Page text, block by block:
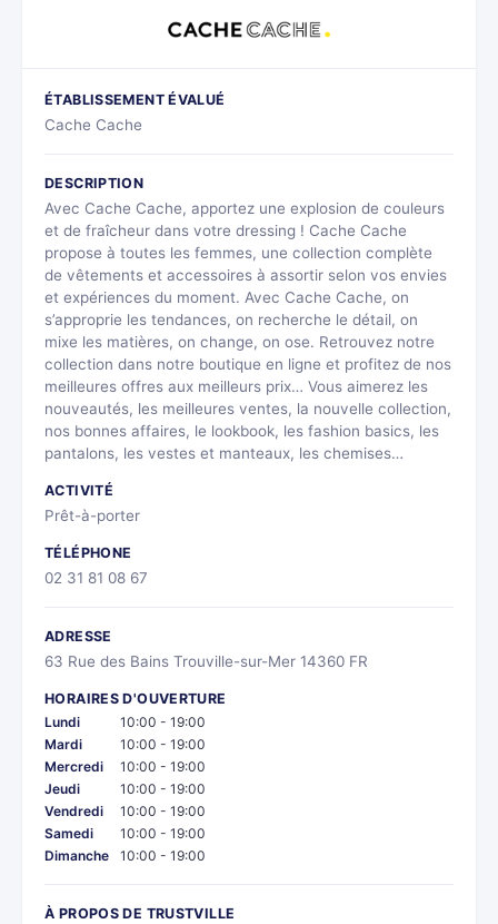
ÉTABLISSEMENT ÉVALUÉ
Cache Cache
DESCRIPTION
Avec Cache Cache, apportez une explosion de couleurs
et de fraîcheur dans votre dressing ! Cache Cache
propose à toutes les femmes, une collection complète
de vêtements et accessoires à assortir selon vos envies
et expériences du moment. Avec Cache Cache, on
s’approprie les tendances, on recherche le détail, on
mixe les matières, on change, on ose. Retrouvez notre
collection dans notre boutique en ligne et profitez de nos
meilleures offres aux meilleurs prix… Vous aimerez les
nouveautés, les meilleures ventes, la nouvelle collection,
nos bonnes affaires, le lookbook, les fashion basics, les
pantalons, les vestes et manteaux, les chemises…
ACTIVITÉ
Prêt-à-porter
TÉLÉPHONE
02 31 81 08 67
ADRESSE
63 Rue des Bains Trouville-sur-Mer 14360 FR
HORAIRES D'OUVERTURE
Lundi
10:00 - 19:00
Mardi
10:00 - 19:00
Mercredi
10:00 - 19:00
Jeudi
10:00 - 19:00
Vendredi
10:00 - 19:00
Samedi
10:00 - 19:00
Dimanche
10:00 - 19:00
À PROPOS DE TRUSTVILLE